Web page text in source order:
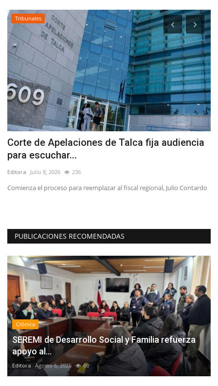
Tribunales
Corte de Apelaciones de Talca fija audiencia
para escuchar...
Editora Julio 8, 2026 236
Comienza el proceso para reemplazar al fiscal regional, Julio Contardo
PUBLICACIONES RECOMENDADAS
Crónica
SEREMI de Desarrollo Social y Familia refuerza
apoyo al...
Editora Agosto 6, 2026 68